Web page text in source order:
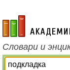
academic.ru
Словари и